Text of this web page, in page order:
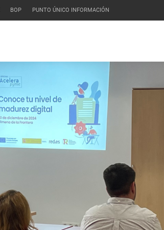
BOP PUNTO ÚNICO INFORMACIÓN